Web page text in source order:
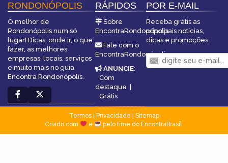
RONDONÓPOLIS
O melhor de
Rondonópolis num só
lugar! Dicas, onde ir, o que
fazer, as melhores
empresas, locais, serviços
e muito mais no guia
Encontra Rondonópolis.
RÁPIDOS
Sobre
EncontraRondonópolis
Fale com o
EncontraRondonópolis
ANUNCIE:
Com
destaque |
Grátis
POR E-MAIL
Receba grátis as
principais notícias,
dicas e promoções
Termos| Privacidade
Sitemap
Criado com
e pelo time do EncontraBrasil